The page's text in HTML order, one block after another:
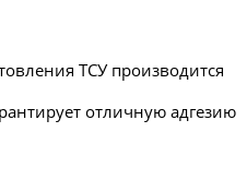
ТСУ производится
отличную адгезию